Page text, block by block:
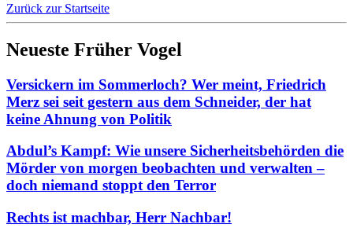
Zurück zur Startseite
Neueste Früher Vogel
Versickern im Sommerloch? Wer meint, Friedrich
Merz sei seit gestern aus dem Schneider, der hat
keine Ahnung von Politik
Abdul’s Kampf: Wie unsere Sicherheitsbehörden die
Mörder von morgen beobachten und verwalten –
doch niemand stoppt den Terror
Rechts ist machbar, Herr Nachbar!